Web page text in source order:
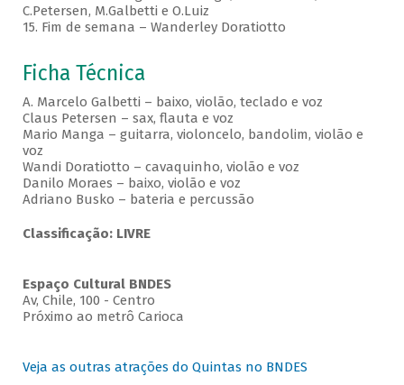
C.Petersen, M.Galbetti e O.Luiz
15. Fim de semana – Wanderley Doratiotto
Ficha Técnica
A. Marcelo Galbetti – baixo, violão, teclado e voz
Claus Petersen – sax, flauta e voz
Mario Manga – guitarra, violoncelo, bandolim, violão e
voz
Wandi Doratiotto – cavaquinho, violão e voz
Danilo Moraes – baixo, violão e voz
Adriano Busko – bateria e percussão
Classificação: LIVRE
Espaço Cultural BNDES
Av, Chile, 100 - Centro
Próximo ao metrô Carioca
Veja as outras atrações do Quintas no BNDES